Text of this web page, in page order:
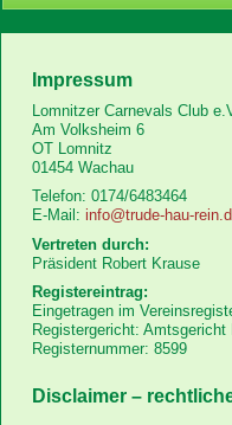
Geschichte
Vermietung
Termine
News
Links
Impressum
Lomnitzer Carnevals Club
Am Volksheim 6
OT Lomnitz
01454 Wachau
Telefon: 0174/6483464
E-Mail: info@trude-hau-
Vertreten durch:
Präsident Robert Krause
Registereintrag:
Eingetragen im
Registergericht: Amtsgericht
Registernummer: 8599
Disclaimer –